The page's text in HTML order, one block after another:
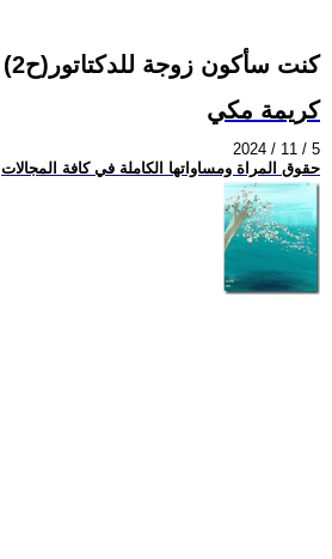
كنت سأكون زوجة للدكتاتور(ح2)
كريمة مكي
2024 / 11 / 5
حقوق المراة ومساواتها الكاملة في كافة المجالات